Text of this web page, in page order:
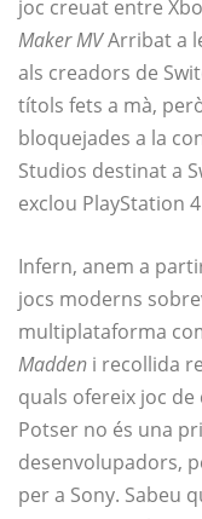
joc creuat entre
Maker MVArribat a
als creadors de
títols fets a mà,
bloquejades a la
Studios destinat a
exclou PlayStation
Infern, anem a
jocs moderns
multiplataforma
Madden i recollida
quals ofereix joc
Potser no és una
desenvolupadors,
per a Sony. Sabeu